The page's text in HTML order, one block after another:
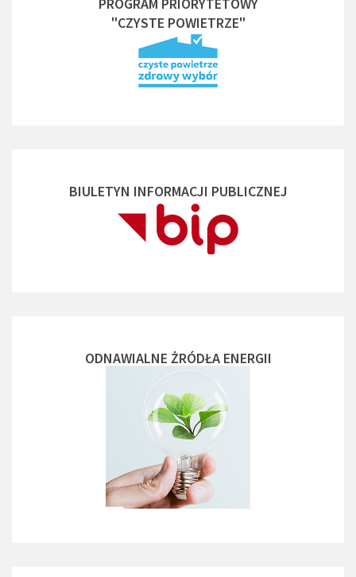
"CZYSTE POWIETRZE"
BIULETYN INFORMACJI PUBLICZNEJ
ODNAWIALNE ŻRÓDŁA ENERGII